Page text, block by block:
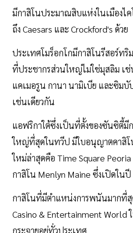
มีกาสิโนประมาณสิบแห่งในเมืองไ
ถึง Caesars และ Crockford's ด้วย
ประเทศโมร็อกโกมีกาสิโนรีสอร์ท
ที่ประชากรส่วนใหญ่ไม่ใช่มุสลิม เ
แคเมอรูน กานา นามิเบีย และซิม
เช่นเดียวกัน
แอฟริกาใต้ซึ่งเป็นที่ตั้งของซันซิตี้มี
ใหญ่ที่สุดในทวีป มีใบอนุญาตคาสิ
ใหม่ล่าสุดคือ Time Square
กาสิโน Menlyn Maine ซึ่งเปิดใน
กาสิโนที่มีตำแหน่งการพนันมากที่สุ
Casino & Entertainment World
กระจายอยู่ทั่วประเทศ